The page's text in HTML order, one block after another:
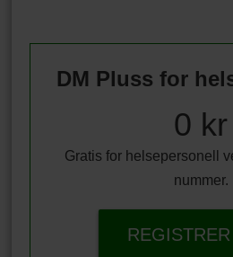
DM Pluss for
0 kr
Gratis for helsepersonell
nummer.